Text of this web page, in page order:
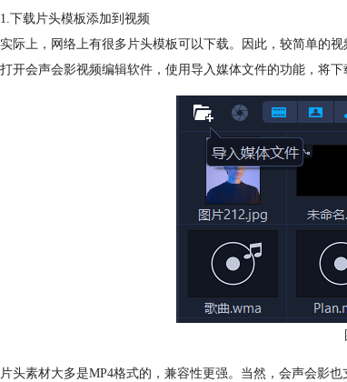
1.下载片头模板添加到视频
实际上，网络上有很多片头模板可以下载。因此，较简单的
打开会声会影视频编辑软件，使用导入媒体文件的功能，将下
片头素材大多是MP4格式的，兼容性更强。当然，会声会影